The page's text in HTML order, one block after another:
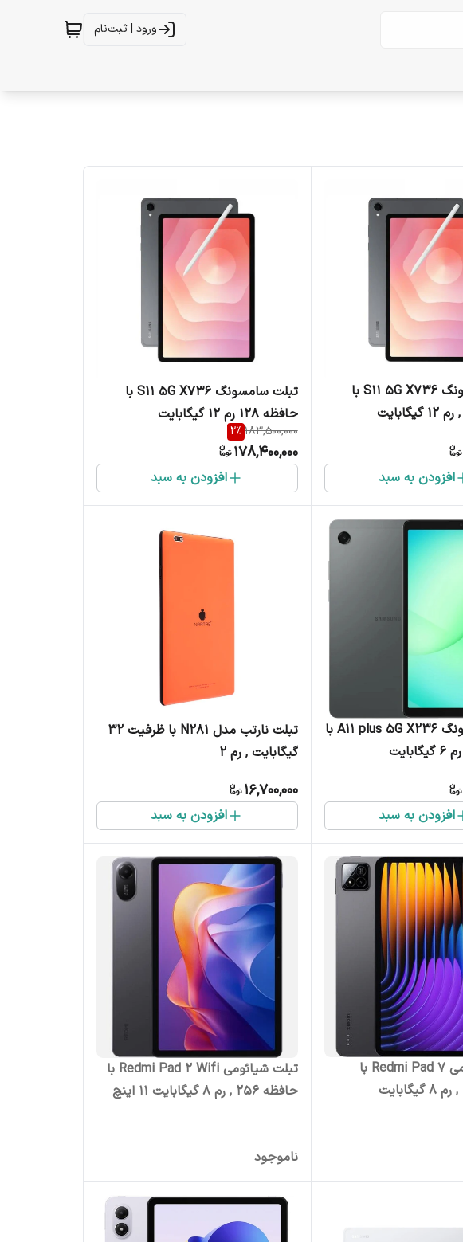
ورود | ثبت‌نام
تبلت سامسونگ S11 5G X736 با
افزودن به سبد
تبلت سامسونگ S11 5G X736 با
حافظه 128 رم 12 گیگابایت
183,500,000
2%
178,400,000
افزودن به سبد
تبلت سامسونگ A11 plus 5G X236 با
افزودن به سبد
تبلت نارتب مدل N281 با ظرفیت 32
گیگابایت , رم 2
16,700,000
افزودن به سبد
تبلت شیائومی Redmi Pad 7 با
تبلت شیائومی Redmi Pad 2 Wifi با
حافظه 256 , رم 8 گیگابایت 11 اینچ
ناموجود